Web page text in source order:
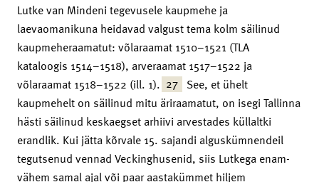
Lutke van Mindeni tegevusele kaupmehe ja
laevaomanikuna heidavad valgust tema kolm säilinud
kaupmeheraamatut: võlaraamat 1510–1521 (TLA
kataloogis 1514–1518), arveraamat 1517–1522 ja
võlaraamat 1518–1522 (ill. 1). 27 See, et ühelt
kaupmehelt on säilinud mitu äriraamatut, on isegi Tallinna
hästi säilinud keskaegset arhiivi arvestades küllaltki
erandlik. Kui jätta kõrvale 15. sajandi alguskümnendeil
tegutsenud vennad Veckinghusenid, siis Lutkega enam-
vähem samal ajal või paar aastakümmet hiljem